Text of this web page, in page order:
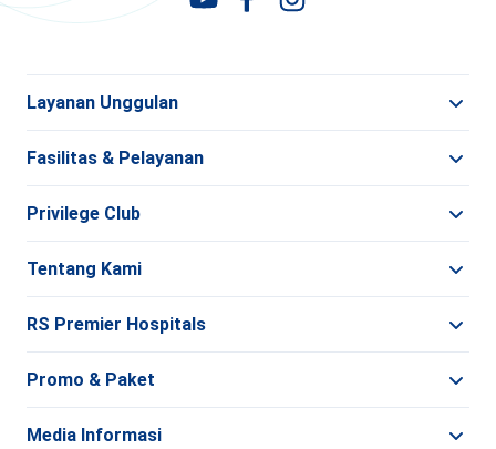
Layanan Unggulan
Fasilitas & Pelayanan
Privilege Club
Tentang Kami
RS Premier Hospitals
Promo & Paket
Media Informasi